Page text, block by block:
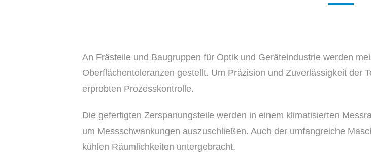
An Frästeile und Baugruppen für Optik und Geräteindustrie werden
Oberflächentoleranzen gestellt. Um Präzision und Zuverlässigkeit der
erprobten Prozesskontrolle.
Die gefertigten Zerspanungsteile werden in einem klimatisierten
um Messschwankungen auszuschließen. Auch der umfangreiche
kühlen Räumlichkeiten untergebracht.